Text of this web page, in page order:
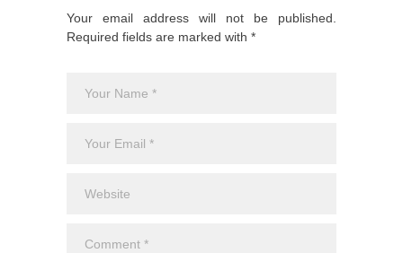
Your email address will not be published.
Required fields are marked with *